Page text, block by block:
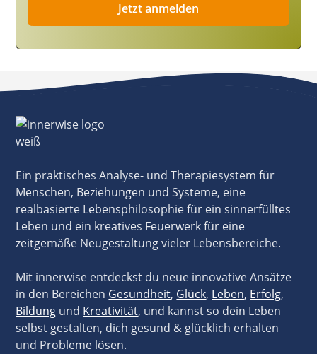
Ein praktisches Analyse- und Therapiesystem für
Menschen, Beziehungen und Systeme, eine
realbasierte Lebensphilosophie für ein sinnerfülltes
Leben und ein kreatives Feuerwerk für eine
zeitgemäße Neugestaltung vieler Lebensbereiche.
Mit innerwise entdeckst du neue innovative Ansätze
in den Bereichen Gesundheit, Glück, Leben, Erfolg,
Bildung und Kreativität, und kannst so dein Leben
selbst gestalten, dich gesund & glücklich erhalten
und Probleme lösen.